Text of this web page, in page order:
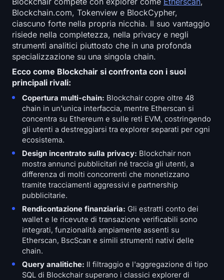
Blockchain.com, Tokenview e BlockCypher,
ciascuno forte nella propria nicchia. Il suo vantaggio
risiede nella completezza, nella privacy e negli
strumenti analitici piuttosto che in una profonda
specializzazione su una singola chain.
Ecco come Blockchair si confronta con i suoi
principali rivali:
Copertura multi-chain: Blockchair copre oltre 48
chain in un'unica interfaccia, mentre Etherscan si
concentra su Ethereum e sulle reti EVM, costringendo
gli utenti a destreggiarsi tra explorer separati per ogni
ecosistema.
Design incentrato sulla privacy: Blockchair non
mostra annunci pubblicitari né traccia gli utenti, a
differenza di molti concorrenti che monetizzano
tramite tracciamenti aggressivi e partnership
pubblicitarie.
Rendicontazione finanziaria: Gli estratti conto dei
wallet e le ricevute di transazione verificabili sono
integrati, funzionalità ampiamente assenti su
Etherscan, BscScan e simili strumenti nativi delle
chain.
Query analitiche: Il filtraggio e l'aggregazione di tipo
SQL di Blockchair superano i classici explorer di